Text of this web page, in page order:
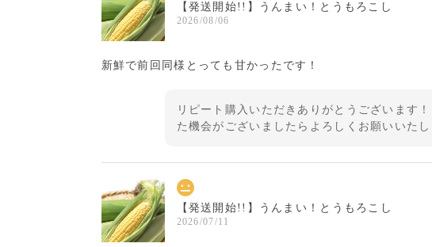
【発送開始!!】うんまい！とうもろこし
2026/08/06
新鮮で前回同様とっても甘かったです！
リピート購入いただきありがとうございます
た機会がございましたらよろしくお願いいたし
【発送開始!!】うんまい！とうもろこし
2026/07/11